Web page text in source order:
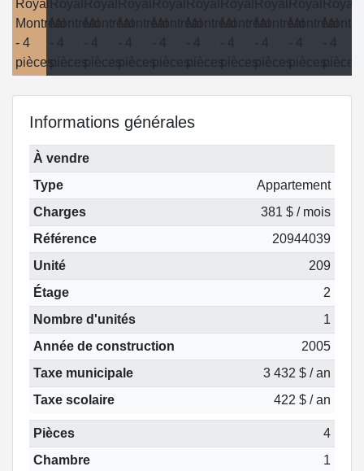
Informations générales
À vendre
Type
Appartement
Charges
381 $ / mois
Référence
20944039
Unité
209
Étage
2
Nombre d'unités
1
Année de construction
2005
Taxe municipale
3 432 $ / an
Taxe scolaire
422 $ / an
Pièces
4
Chambre
1